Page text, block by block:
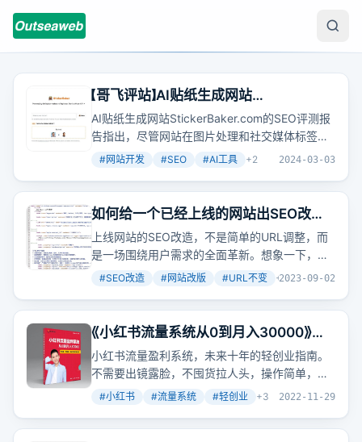
【哥飞评站】AI贴纸生成网站
StickerBaker 的SEO评测报告和改进建
议（4000字）
AI贴纸生成网站StickerBaker.com的SEO评测报
告指出，尽管网站在图片处理和社交媒体标签设
置上表现不错，但在标题、描述、H标签使用等
引擎排名和吸引流量。
#网站开发 #SEO #AI工具 +2 2024-03-03
如何给一个已经上线的网站出SEO改造
建议
上线网站的SEO改造，不是简单的URL调整，而
是一场围绕用户需求的全面革新。想象一下，你
的网站就像一个老朋友，是时候给它一些新的活
#SEO改造 #网站改版 #URL不变 +3
2023-09-02
《小红书流量系统从0到月入30000》电
子书
小红书流量盈利系统，未来十年的轻创业指南。
不需要出镜露脸，不囤货拉人头，操作简单，成
本低，上手快，后端变现空间大，可放大操作。
#小红书 #流量系统 #轻创业 +3 2022-11-29